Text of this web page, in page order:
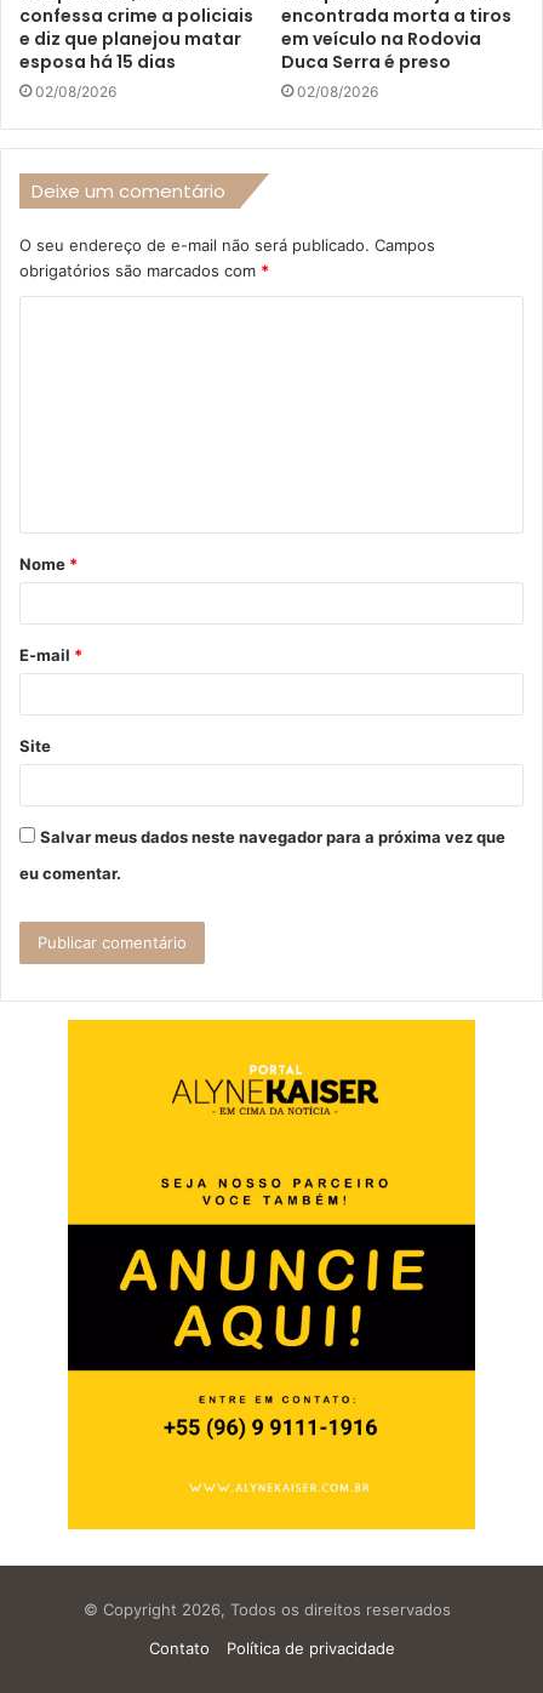
confessa crime a policiais
e diz que planejou matar
esposa há 15 dias
02/08/2026
encontrada morta a tiros
em veículo na Rodovia
Duca Serra é preso
02/08/2026
Deixe um comentário
O seu endereço de e-mail não será publicado. Campos
obrigatórios são marcados com *
á
r
*
Nome *
E-mail *
Site
Salvar meus dados neste navegador para a próxima vez que
eu comentar.
© Copyright 2026, Todos os direitos reservados
Contato
Política de privacidade